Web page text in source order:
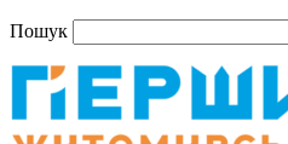
Пошук